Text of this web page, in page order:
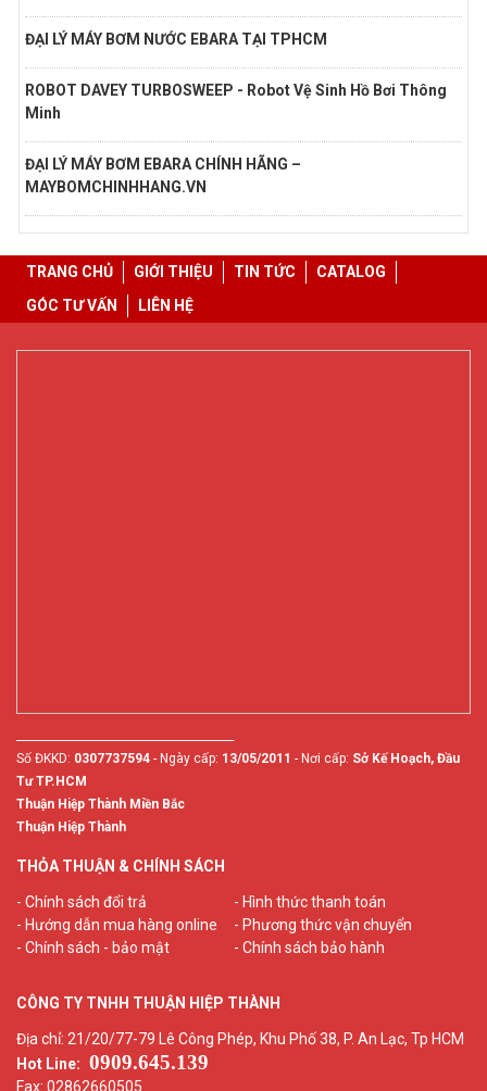
ĐẠI LÝ MÁY BƠM NƯỚC EBARA TẠI TPHCM
ROBOT DAVEY TURBOSWEEP - Robot Vệ Sinh Hồ Bơi Thông
Minh
ĐẠI LÝ MÁY BƠM EBARA CHÍNH HÃNG –
MAYBOMCHINHHANG.VN
TRANG CHỦ GIỚI THIỆU TIN TỨC
CATALOG
GÓC TƯ VẤN
LIÊN HỆ
Số ĐKKD: 0307737594 - Ngày cấp: 13/05/2011 - Nơi cấp: Sở Kế Hoạch, Đầu
Tư TP.HCM
Thuận Hiệp Thành Miền Bắc
Thuận Hiệp Thành
THỎA THUẬN & CHÍNH SÁCH
- Chính sách đổi trả
- Hình thức thanh toán
- Hướng dẫn mua hàng online
- Phương thức vận chuyển
- Chính sách - bảo mật
- Chính sách bảo hành
CÔNG TY TNHH THUẬN HIỆP THÀNH
Địa chỉ: 21/20/77-79 Lê Công Phép, Khu Phố 38, P. An Lạc, Tp HCM
Hot Line: 0909.645.139
Fax: 02862660505